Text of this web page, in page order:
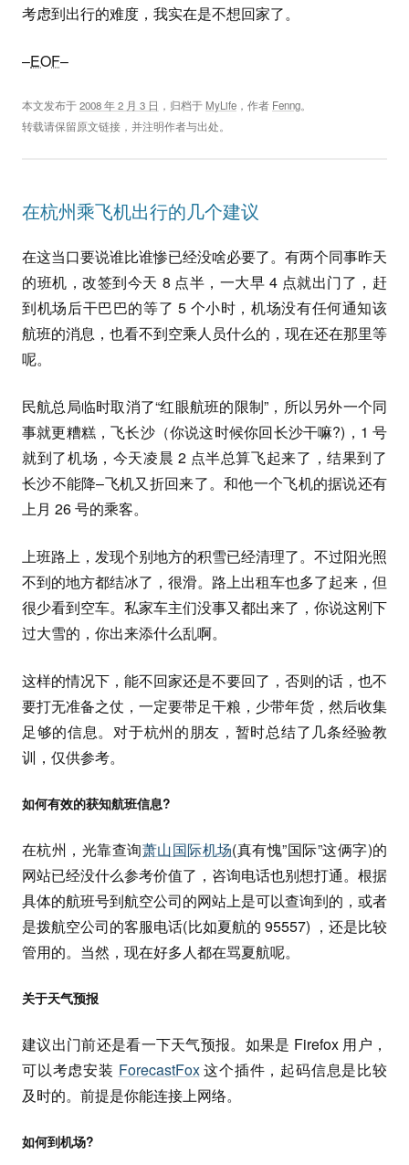
考虑到出行的难度，我实在是不想回家了。
–EOF–
本文发布于2008 年 2 月 3 日 ，归档于 MyLife ，作者 Fenng。
转载请保留原文链接，并注明作者与出处。
在杭州乘飞机出行的几个建议
在这当口要说谁比谁惨已经没啥必要了。有两个同事昨天
的班机，改签到今天 8 点半，一大早 4 点就出门了，赶
到机场后干巴巴的等了 5 个小时，机场没有任何通知该
航班的消息，也看不到空乘人员什么的，现在还在那里等
呢。
民航总局临时取消了“红眼航班的限制”，所以另外一个同
事就更糟糕，飞长沙（你说这时候你回长沙干嘛?)，1 号
就到了机场，今天凌晨 2 点半总算飞起来了，结果到了
长沙不能降–飞机又折回来了。和他一个飞机的据说还有
上月 26 号的乘客。
上班路上，发现个别地方的积雪已经清理了。不过阳光照
不到的地方都结冰了，很滑。路上出租车也多了起来，但
很少看到空车。私家车主们没事又都出来了，你说这刚下
过大雪的，你出来添什么乱啊。
这样的情况下，能不回家还是不要回了，否则的话，也不
要打无准备之仗，一定要带足干粮，少带年货，然后收集
足够的信息。对于杭州的朋友，暂时总结了几条经验教
训，仅供参考。
如何有效的获知航班信息?
在杭州，光靠查询萧山国际机场(真有愧”国际”这俩字)的
网站已经没什么参考价值了，咨询电话也别想打通。根据
具体的航班号到航空公司的网站上是可以查询到的，或者
是拨航空公司的客服电话(比如夏航的 95557) ，还是比较
管用的。当然，现在好多人都在骂夏航呢。
关于天气预报
建议出门前还是看一下天气预报。如果是 Firefox 用户，
可以考虑安装 ForecastFox这个插件，起码信息是比较
及时的。前提是你能连接上网络。
如何到机场?